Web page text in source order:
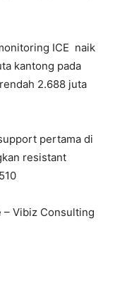
ICE naik
kantong pada
2.688 juta
pertama di
resistant
– Vibiz Consulting